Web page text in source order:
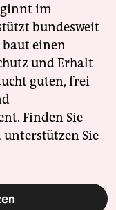
im
bundesweit
einen
und Erhalt
guten, frei
Finden Sie
unterstützen Sie